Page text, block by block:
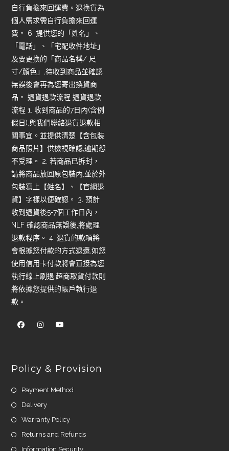
自行負擔來回運費。退換貨為
個人需求需自行負擔來回運
費。 6. 提供您的「姓名」、
「電話」、「宅配收件地址」
及要更換的「商品名稱/ 尺
寸/顏色」,待收到商品並確認
無誤後會再為您寄出換貨商
品。 退貨退款流程 退貨退款
流程 1. 收到商品的7日內(含例
假日),與我們聯絡退貨退款相
關事宜。並提供清楚【含包裝
商品照片】供檢視確認,逾期恕
不受理。 2. 若商品已拆封，
請將商品放回原包裝內,並於外
包裝寫上【姓名】、【官網退
貨】字樣以便確認。 3. 預計
收到退貨後5-7個工作日內，
NLF 確認商品無誤後,將處理
退款程序。 4. 退貨的款項將
會根據您付款的方式退還,如您
使用信用卡付款將會直接為您
執行線上刷退,超商取貨付款則
將依據您提供的帳戶執行退
款。
Policy & Provision
Payment Method
Delivery
Warranty Policy
Returns and Refunds
Information Security